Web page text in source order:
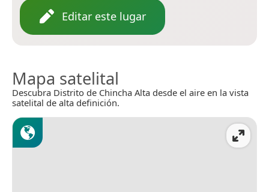
Editar este lugar
Mapa satelital
Descubra Distrito de Chincha Alta desde el aire en la vista
satelital de alta definición.